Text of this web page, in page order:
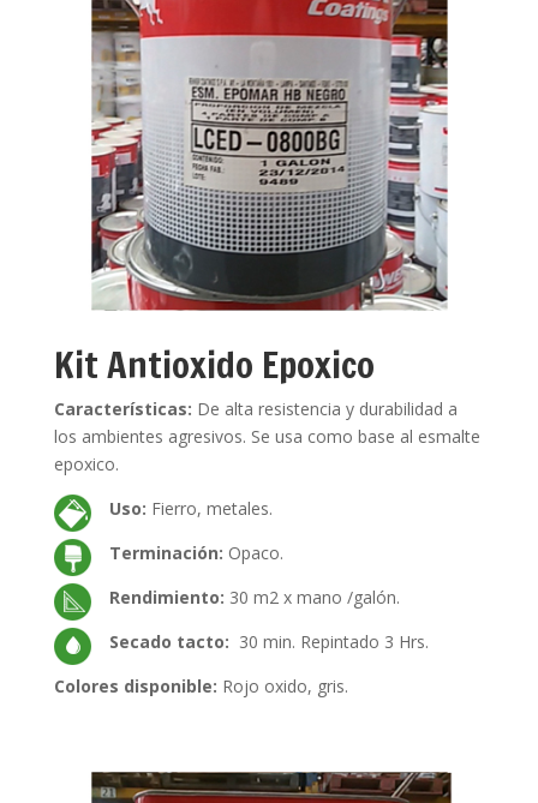
Kit Antioxido Epoxico
Características: De alta resistencia y durabilidad a
los ambientes agresivos. Se usa como base al esmalte
epoxico.
Uso: Fierro, metales.
Terminación: Opaco.
Rendimiento: 30 m2 x mano /galón.
Secado tacto: 30 min. Repintado 3 Hrs.
Colores disponible: Rojo oxido, gris.